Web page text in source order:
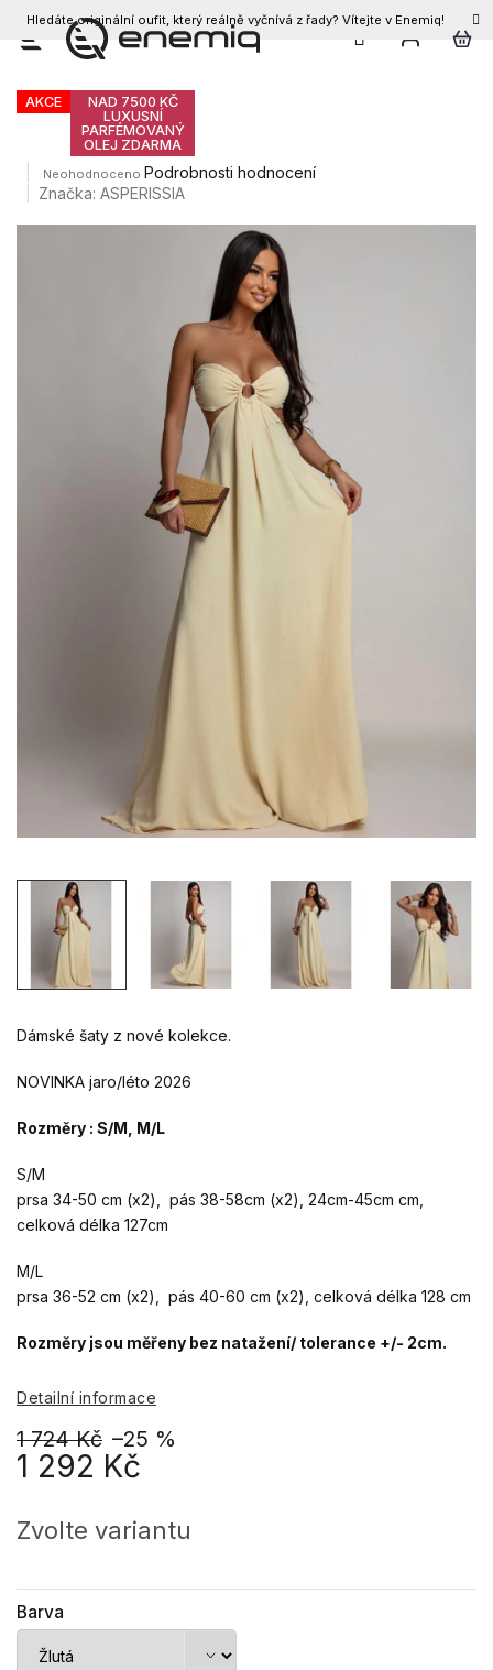
Přejít
Hledáte originální oufit, který reálně vyčnívá z řady? Vítejte v Enemiq!
CZK
Dámské šaty IMANI
AKCE
NAD 7500 KČ
LUXUSNÍ
PARFÉMOVANÝ
OLEJ ZDARMA
Průměrné
hodnocení
Neohodnoceno Podrobnosti hodnocení
Značka:ASPERISSIA
1 724 Kč –25 %
1 292 Kč
cena:
Zvolte variantu
Barva
Dámské šaty z nové kolekce.
NOVINKA jaro/léto 2026
Rozměry : S/M, M/L
S/M
prsa 34-50 cm (x2), pás 38-58cm (x2), 24cm-45cm cm,
celková délka 127cm
M/L
prsa 36-52 cm (x2), pás 40-60 cm (x2), celková délka 128 cm
Rozměry jsou měřeny bez natažení/ tolerance +/- 2cm.
Detailní informace